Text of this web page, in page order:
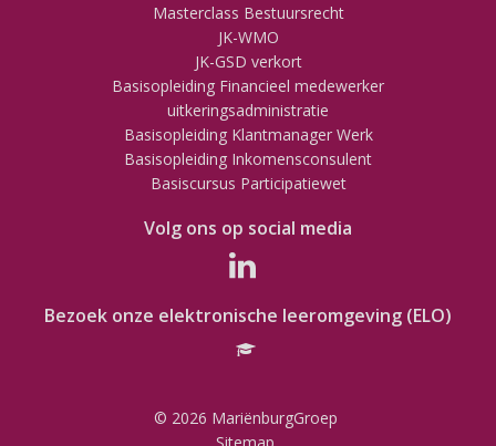
Masterclass Bestuursrecht
JK-WMO
JK-GSD verkort
Basisopleiding Financieel medewerker
uitkeringsadministratie
Basisopleiding Klantmanager Werk
Basisopleiding Inkomensconsulent
Basiscursus Participatiewet
Volg ons op social media
Bezoek onze elektronische leeromgeving (ELO)
© 2026 MariënburgGroep